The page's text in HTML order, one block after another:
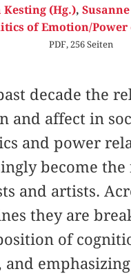
(Hg.),
of Emotion/
PDF, 256 Seiten
decade the
and affect in
and power
become the
and artists.
they are
of
and